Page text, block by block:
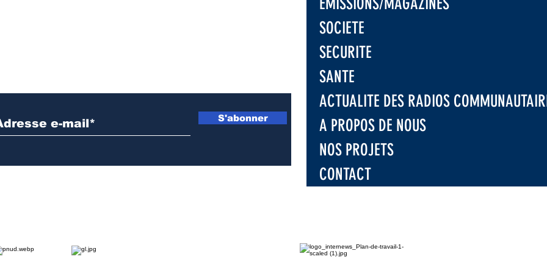
S'abonner
SOCIETE
SECURITE
SANTE
ACTUALITE DES RADIOS
A PROPOS DE NOUS
NOS PROJETS
CONTACT